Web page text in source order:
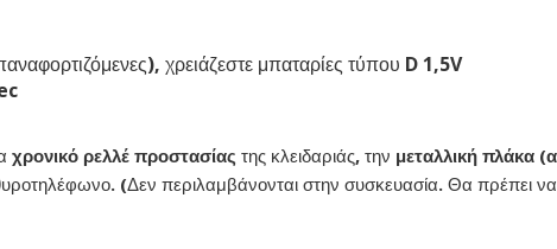
χρειάζεστε μπαταρίες τύπου D 1,5V
χρονικό ρελλέ προστασίας της κλειδαριάς, την μεταλλική πλάκα
(Δεν περιλαμβάνονται στην συσκευασία. Θα πρέπει